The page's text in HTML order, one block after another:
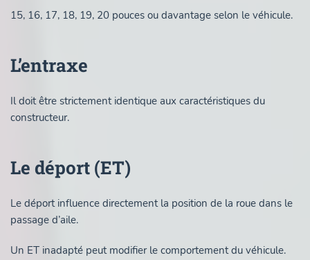
15, 16, 17, 18, 19, 20 pouces ou davantage selon le véhicule.
L’entraxe
Il doit être strictement identique aux caractéristiques du
constructeur.
Le déport (ET)
Le déport influence directement la position de la roue dans le
passage d’aile.
Un ET inadapté peut modifier le comportement du véhicule.